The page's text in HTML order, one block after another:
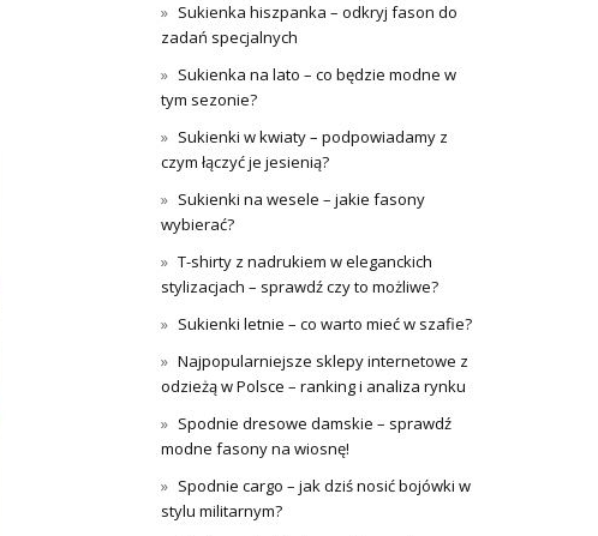
Sukienka hiszpanka – odkryj fason do
zadań specjalnych
Sukienka na lato – co będzie modne w
tym sezonie?
Sukienki w kwiaty – podpowiadamy z
czym łączyć je jesienią?
Sukienki na wesele – jakie fasony
wybierać?
T-shirty z nadrukiem w eleganckich
stylizacjach – sprawdź czy to możliwe?
Sukienki letnie – co warto mieć w szafie?
Najpopularniejsze sklepy internetowe z
odzieżą w Polsce – ranking i analiza rynku
Spodnie dresowe damskie – sprawdź
modne fasony na wiosnę!
Spodnie cargo – jak dziś nosić bojówki w
stylu militarnym?